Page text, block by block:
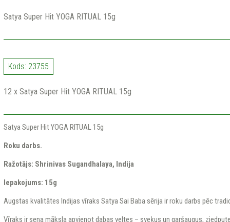
Satya Super Hit YOGA RITUAL 15g
Kods: 23755
12 x Satya Super Hit YOGA RITUAL 15g
Satya Super Hit YOGA RITUAL 15g
Roku darbs.
Ražotājs: Shrinivas Sugandhalaya, Indija
Iepakojums: 15g
Augstas kvalitātes Indijas vīraks Satya Sai Baba sērija ir roku darbs pēc
Vīraks ir sena māksla apvienot dabas veltes – sveķus un garšaugus,